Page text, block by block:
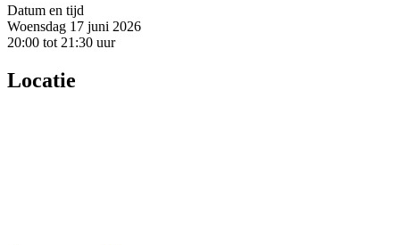
Datum en tijd
Woensdag 17 juni 2026
20:00 tot 21:30 uur
Locatie